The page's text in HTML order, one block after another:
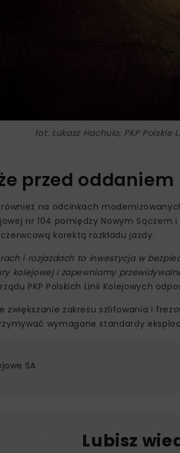
fot. Łukasz Hachula, PKP Polskie
przed
na odcinkach
nr 104 pomiędzy Nowym
korektą rozkładu jazdy.
i rozjazdach to inwestycja w
kolejowej i zapewniamy
PKP Polskich Linii Kolejowych
zwiększanie zakresu szlifowania i
wymagane standardy
SA
Lubisz